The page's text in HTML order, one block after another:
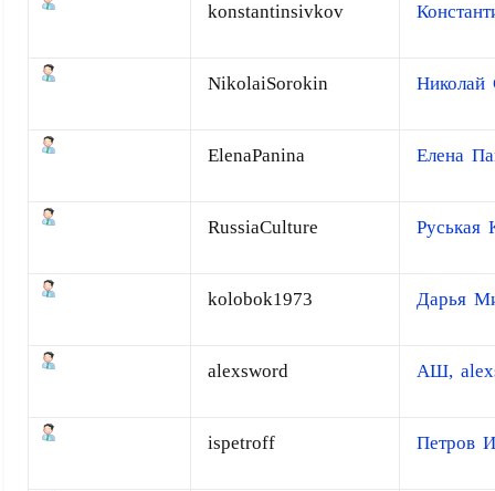
konstantinsivkov
NikolaiSorokin Николай
ElenaPanina Елена
RussiaCulture Руськая
kolobok1973 Дарья
alexsword АШ,
ispetroff Петров